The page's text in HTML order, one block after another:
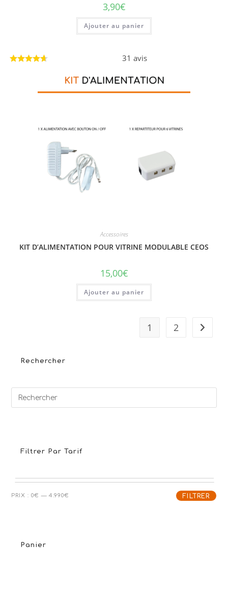
3,90€
Ajouter au panier
31 avis
Accessoires
KIT D’ALIMENTATION POUR VITRINE MODULABLE CEOS
15,00€
Ajouter au panier
1 2
Rechercher
Filtrer Par Tarif
Prix
Prix
FILTRER
PRIX :0€ —4.990€
Panier